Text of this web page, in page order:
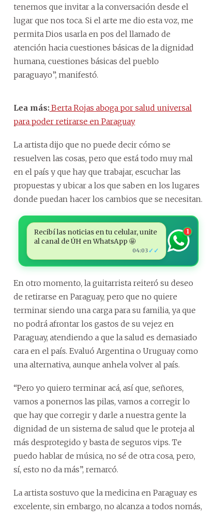
tenemos que invitar a la conversación desde el
lugar que nos toca. Si el arte me dio esta voz, me
permita Dios usarla en pos del llamado de
atención hacia cuestiones básicas de la dignidad
humana, cuestiones básicas del pueblo
paraguayo”, manifestó.
Lea más: Berta Rojas aboga por salud universal
para poder retirarse en Paraguay
La artista dijo que no puede decir cómo se
resuelven las cosas, pero que está todo muy mal
en el país y que hay que trabajar, escuchar las
propuestas y ubicar a los que saben en los lugares
donde puedan hacer los cambios que se necesitan.
Recibí las noticias en tu celular, unite
al canal de ÚH en WhatsApp 🤩
04:03 ✓✓
1
En otro momento, la guitarrista reiteró su deseo
de retirarse en Paraguay, pero que no quiere
terminar siendo una carga para su familia, ya que
no podrá afrontar los gastos de su vejez en
Paraguay, atendiendo a que la salud es demasiado
cara en el país. Evaluó Argentina o Uruguay como
una alternativa, aunque anhela volver al país.
“Pero yo quiero terminar acá, así que, señores,
vamos a ponernos las pilas, vamos a corregir lo
que hay que corregir y darle a nuestra gente la
dignidad de un sistema de salud que le proteja al
más desprotegido y basta de seguros vips. Te
puedo hablar de música, no sé de otra cosa, pero,
sí, esto no da más”, remarcó.
La artista sostuvo que la medicina en Paraguay es
excelente, sin embargo, no alcanza a todos nomás,